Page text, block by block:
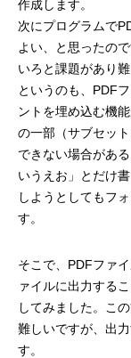
Webディレクター
mmjテックブログ
mmjコーポレー
お問合せ 個人情報
作成します。
次にプログラムで
よい、と思ったの
いろと課題があり難
というのも、PDF
ントを埋め込む機
の一部（サブセッ
できない場合があ
いうえお」とだけ
しようとしてもフ
す。
そこで、PDFファ
ァイルに出力する
してみました。こ
難しいですが、出
す。